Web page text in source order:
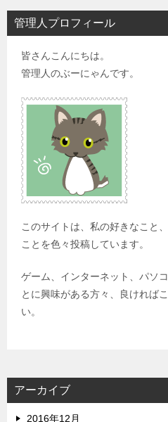
管理人プロフィール
皆さんこんにちは。
管理人のぶーにゃんです。
このサイトは、私の好きなこと
ことを色々投稿しています。
ゲーム、インターネット、パソ
とに興味がある方々、良ければ
い。
アーカイブ
2016年12月